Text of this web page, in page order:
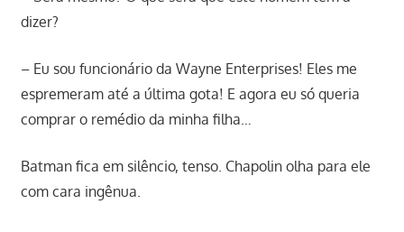
dizer?
– Eu sou funcionário da Wayne Enterprises! Eles me
espremeram até a última gota! E agora eu só queria
comprar o remédio da minha filha…
Batman fica em silêncio, tenso. Chapolin olha para ele
com cara ingênua.